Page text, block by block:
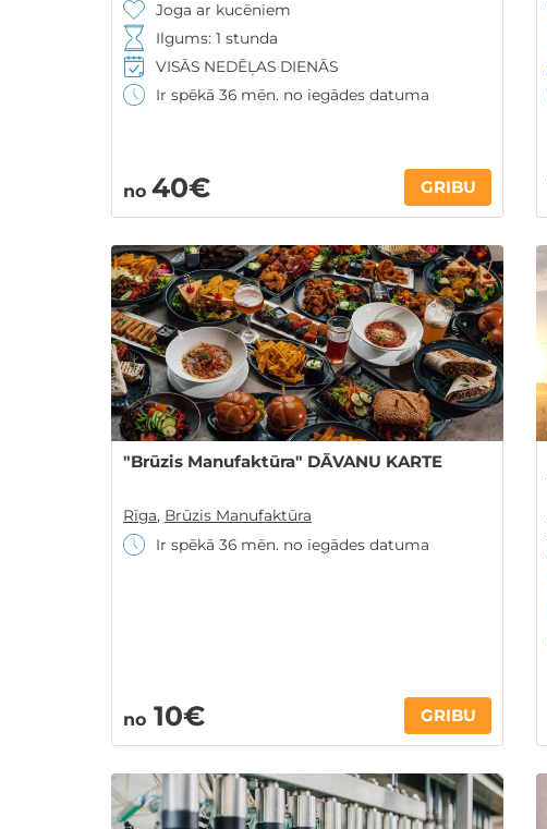
Joga ar kucēniem
Ilgums: 1 stunda
VISĀS NEDĒĻAS DIENĀS
Ir spēkā 36 mēn. no iegādes datuma
no 40€ GRIBU
"Brūzis Manufaktūra" DĀVANU KARTE
Rīga, Brūzis Manufaktūra
Ir spēkā 36 mēn. no iegādes datuma
no 10€ GRIBU